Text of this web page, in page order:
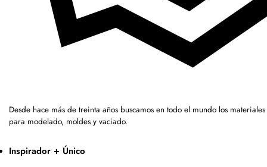
Desde hace más de treinta años buscamos en todo el mundo los
para modelado, moldes y vaciado.
Inspirador + Único